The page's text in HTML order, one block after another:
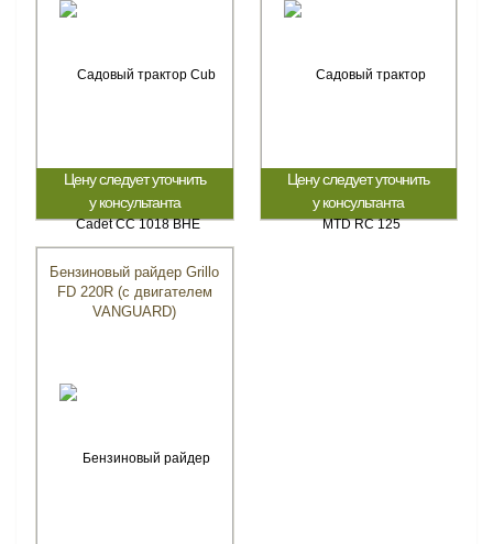
Цену следует уточнить
у консультанта
Цену следует уточнить
у консультанта
Бензиновый райдер Grillo
FD 220R (с двигателем
VANGUARD)